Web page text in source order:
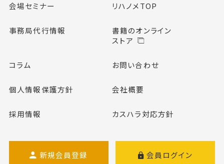
会場セミナー リハノメTOP
事務局代行情報
書籍のオンライン
ストア
コラム お問い合わせ
個人情報保護方針 会社概要
採用情報 カスハラ対応方針
新規会員登録 会員ログイン